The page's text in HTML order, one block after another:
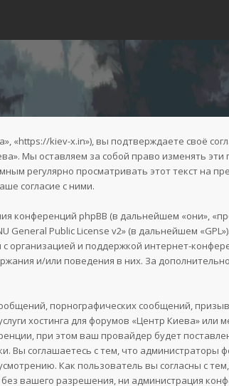
kiev-x.in»), вы подтверждаете своё
Мы оставляем за собой право изменять
регулярно просматривать этот текст на
согласие с ними.
конференций phpBB (в дальнейшем «они»,
General Public License v2» (в дальнейшем
организацией и поддержкой интернет-
и/или поведения в них. За
порнографических сообщений,
хостинга для форумов «Центр Киева»
при этом ваш провайдер будет
Вы соглашаетесь с тем, что
Как пользователь вы согласны с
вашего разрешения, ни администрация